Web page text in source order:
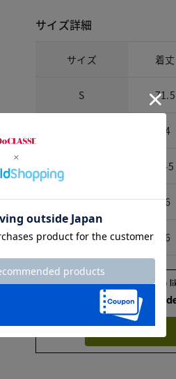
サイズ詳細
サイズ 着丈
S 71.5
74
745
XL 76
XXL 76
Check the